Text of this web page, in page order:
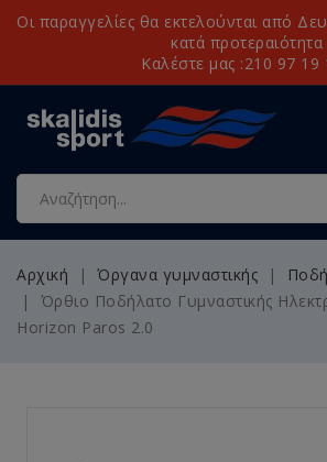
Οι παραγγελίες θα εκτελούνται από
κατά προτεραιότητα
Καλέστε μας :210 97 19
Αρχική Όργανα γυμναστικής
Όρθιο Ποδήλατο Γυμναστικής
Horizon Paros 2.0